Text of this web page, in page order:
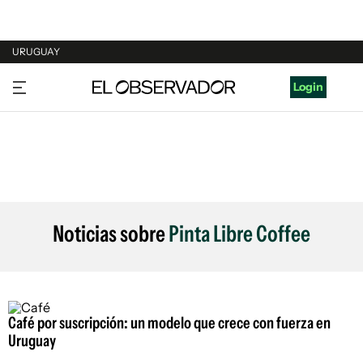
URUGUAY
URUGUAY
ARGENTINA
Login
Noticias sobrePinta Libre Coffee
Café por suscripción: un modelo que crece con fuerza en
Uruguay